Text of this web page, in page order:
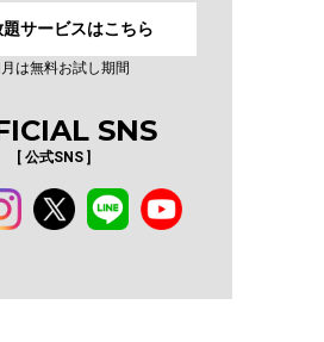
サービスはこちら
は無料お試し期間
SNS
[ 公式SNS ]